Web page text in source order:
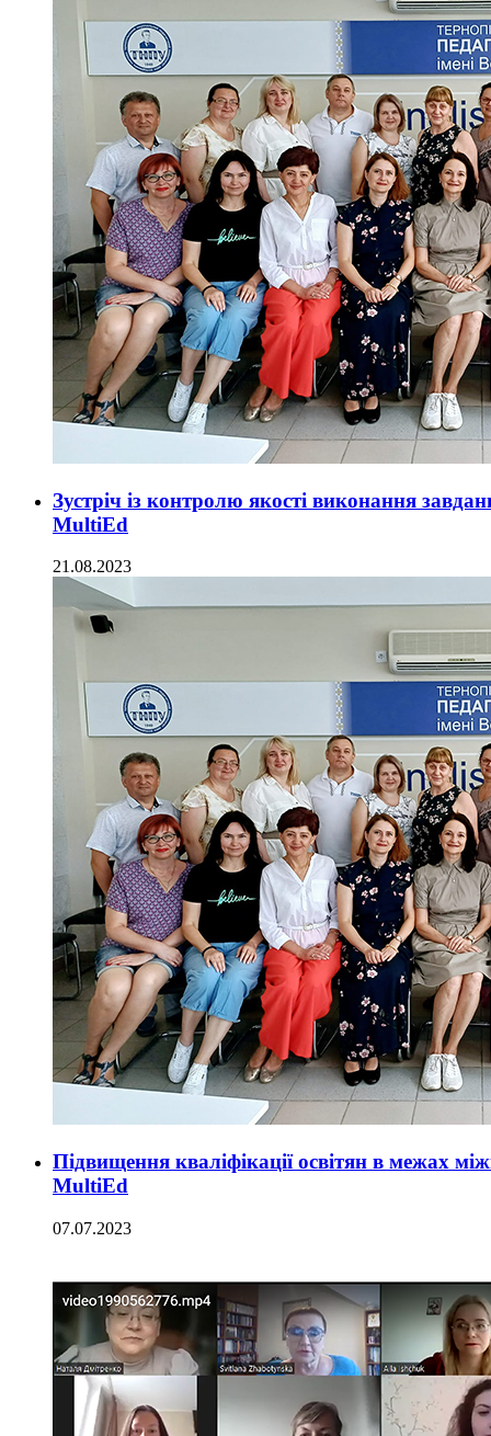
Зустріч із контролю якості виконання
MultiEd
21.08.2023
Підвищення кваліфікації освітян в межах
MultiEd
07.07.2023